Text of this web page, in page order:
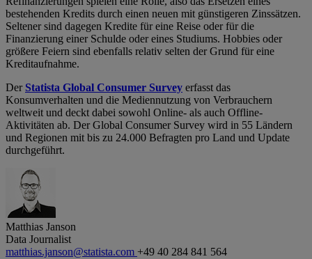
bestehenden Kredits durch einen neuen mit günstigeren Zinssätzen.
Seltener sind dagegen Kredite für eine Reise oder für die
Finanzierung einer Schulde oder eines Studiums. Hobbies oder
größere Feiern sind ebenfalls relativ selten der Grund für eine
Kreditaufnahme.
Der Statista Global Consumer Survey erfasst das
Konsumverhalten und die Mediennutzung von Verbrauchern
weltweit und deckt dabei sowohl Online- als auch Offline-
Aktivitäten ab. Der Global Consumer Survey wird in 55 Ländern
und Regionen mit bis zu 24.000 Befragten pro Land und Update
durchgeführt.
Matthias Janson
Data Journalist
matthias.janson@statista.com +49 40 284 841 564